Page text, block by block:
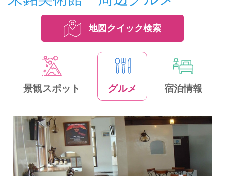
地図クイック検索
景観スポット グルメ 宿泊情報